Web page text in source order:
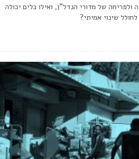
של מדורי הנדל"ן, ואילו כלים יכולה
שינוי אמיתי?